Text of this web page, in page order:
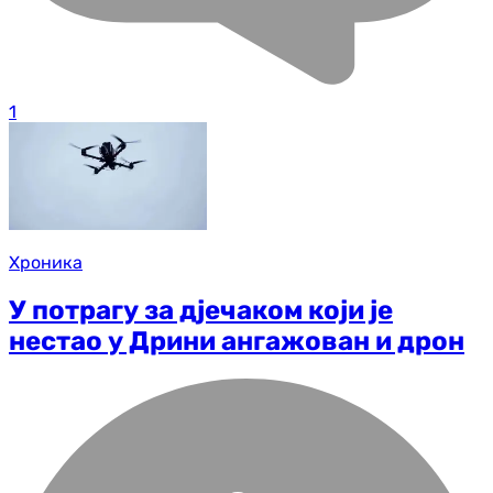
1
Хроника
У потрагу за дјечаком који је
нестао у Дрини ангажован и дрон